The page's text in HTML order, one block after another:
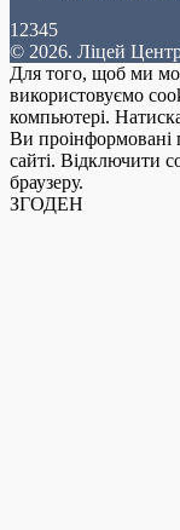
12345
© 2026. Ліцей
Для того, щоб ми
використовуємо
компьютері.
Ви проінформовані
сайті. Відключити
браузеру.
ЗГОДЕН